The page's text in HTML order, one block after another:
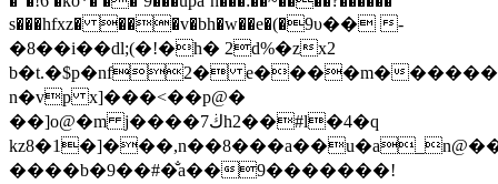
s���hfxz� ���v�bh�w��e�(�9υ�� -
�8��i��dl;(�!�h� 2d%�zx2
b�t.�$p�nf2� e����m������
n�vp x]���<��p@�
��]o@�m j����ڬ7h2��#l�4�q
����b�9��#�̐a��9�������!